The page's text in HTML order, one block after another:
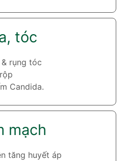
tóc
rụng tóc
Candida.
mạch
tăng huyết áp